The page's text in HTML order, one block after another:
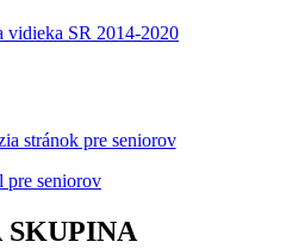
stránok pre seniorov